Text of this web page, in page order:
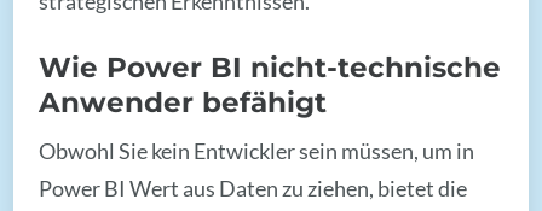
Wie Power BI nicht-technische
Anwender befähigt
Obwohl Sie kein Entwickler sein müssen, um in
Power BI Wert aus Daten zu ziehen, bietet die